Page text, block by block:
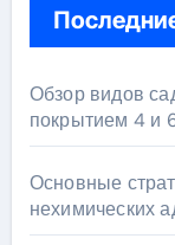
Обзор видов
покрытием 4 и
Основные
нехимических